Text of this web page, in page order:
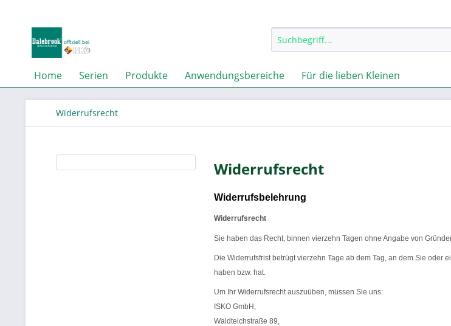
Home Serien Produkte Anwendungsbereiche Für die lieben Kleinen
Widerrufsrecht
Widerrufsrecht
Widerrufsbelehrung
Widerrufsrecht
Sie haben das Recht, binnen vierzehn Tagen ohne Angabe von
Die Widerrufsfrist betrügt vierzehn Tage ab dem Tag, an dem Sie oder
haben bzw. hat.
Um Ihr Widerrufsrecht auszuüben, müssen Sie uns:
ISKO GmbH,
Waldteichstraße 89,